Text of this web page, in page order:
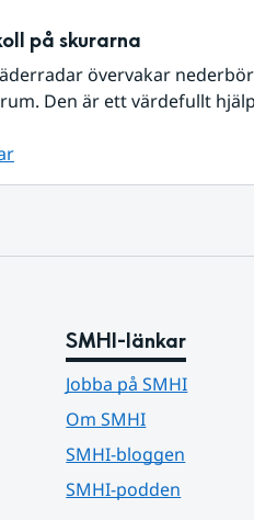
på skurarna
övervakar
Den är ett värdefullt
SMHI-länkar
Jobba på SMHI
Om SMHI
SMHI-bloggen
SMHI-podden